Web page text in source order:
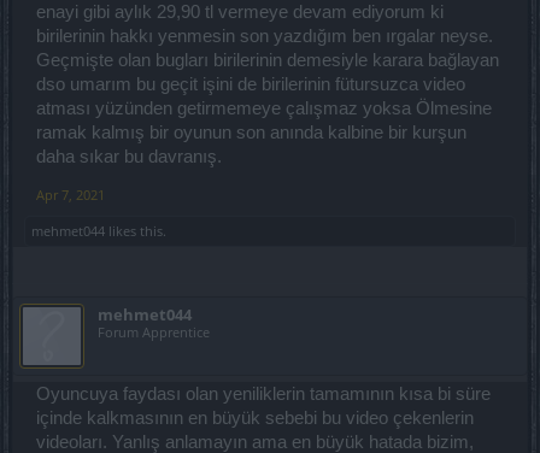
enayi gibi aylık 29,90 tl vermeye devam ediyorum ki
birilerinin hakkı yenmesin son yazdığım ben ırgalar neyse.
Geçmişte olan bugları birilerinin demesiyle karara bağlayan
dso umarım bu geçit işini de birilerinin fütursuzca video
atması yüzünden getirmemeye çalışmaz yoksa Ölmesine
ramak kalmış bir oyunun son anında kalbine bir kurşun
daha sıkar bu davranış.
Apr 7, 2021
mehmet044 likes this.
mehmet044
Forum Apprentice
Oyuncuya faydası olan yeniliklerin tamamının kısa bi süre
içinde kalkmasının en büyük sebebi bu video çekenlerin
videoları. Yanlış anlamayın ama en büyük hatada bizim,